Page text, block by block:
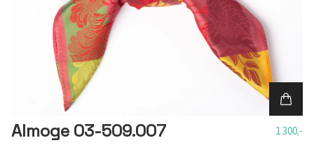
Almoge 03-509.007 1 300,-